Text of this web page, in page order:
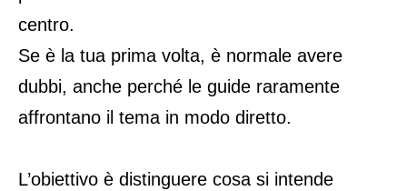
centro.
Se è la tua prima volta, è normale avere
dubbi, anche perché le guide raramente
affrontano il tema in modo diretto.
L’obiettivo è distinguere cosa si intende